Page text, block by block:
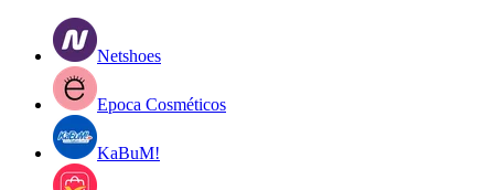
Netshoes
Epoca Cosméticos
KaBuM!